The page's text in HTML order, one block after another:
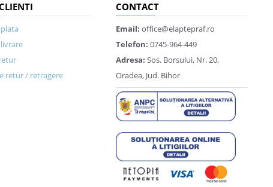
retur / retragere
CONTACT
Email: office@elaptepraf.ro
Telefon: 0745-964-449
Adresa: Sos. Borsului, Nr. 20,
Oradea, Jud. Bihor